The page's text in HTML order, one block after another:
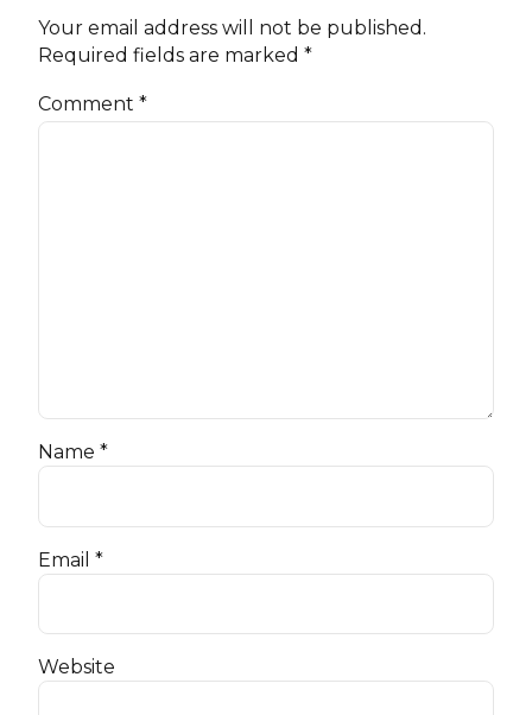
Your email address will not be published.
Required fields are marked *
Comment *
Name *
Email *
Website